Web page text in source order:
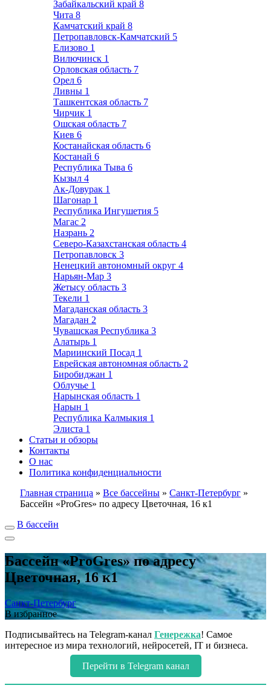
Забайкальский край 8
Чита 8
Камчатский край 8
Петропавловск-Камчатский 5
Елизово 1
Вилючинск 1
Орловская область 7
Орел 6
Ливны 1
Ташкентская область 7
Чирчик 1
Ошская область 7
Киев 6
Костанайская область 6
Костанай 6
Республика Тыва 6
Кызыл 4
Ак-Довурак 1
Шагонар 1
Республика Ингушетия 5
Магас 2
Назрань 2
Северо-Казахстанская область 4
Петропавловск 3
Ненецкий автономный округ 4
Нарьян-Мар 3
Жетысу область 3
Текели 1
Магаданская область 3
Магадан 2
Чувашская Республика 3
Алатырь 1
Мариинский Посад 1
Еврейская автономная область 2
Биробиджан 1
Облучье 1
Нарынская область 1
Нарын 1
Республика Калмыкия 1
Элиста 1
Статьи и обзоры
Контакты
О нас
Политика конфиденциальности
Главная страница » Все бассейны » Санкт-Петербург »
Бассейн «ProGres» по адресу Цветочная, 16 к1
В бассейн
Бассейн «ProGres» по адресу
Цветочная, 16 к1
Санкт-Петербург
В избранное
Подписывайтесь на Telegram-канал Генережка! Самое
интересное из мира технологий, нейросетей, IT и бизнеса.
Перейти в Telegram канал